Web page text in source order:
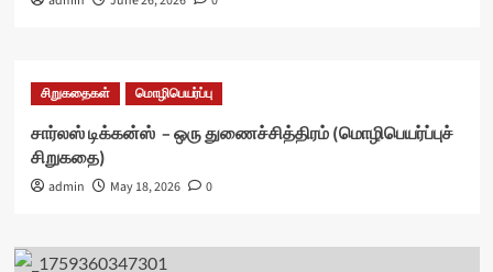
சிறுகதைகள் மொழிபெயர்ப்பு
சார்லஸ் டிக்கன்ஸ் – ஒரு துணைச்சித்திரம் (மொழிபெயர்ப்புச்
சிறுகதை)
admin May 18, 2026 0